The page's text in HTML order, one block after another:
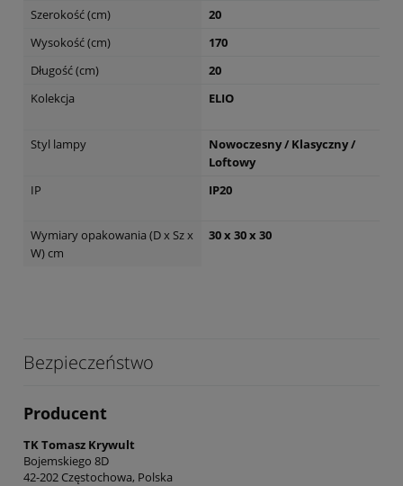
Szerokość (cm)
20
Wysokość (cm)
170
Długość (cm)
20
Kolekcja
ELIO
Styl lampy
Nowoczesny / Klasyczny /
Loftowy
IP
IP20
Wymiary opakowania (D x Sz x
W) cm
30 x 30 x 30
Bezpieczeństwo
Producent
TK Tomasz Krywult
Bojemskiego 8D
42-202 Częstochowa, Polska